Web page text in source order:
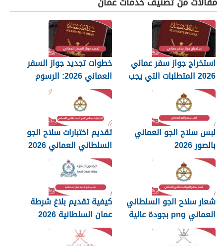
استخراج جواز سفر عماني
2026 المتطلبات التي يجب
أن تعرفها
خطوات تجديد جواز السفر
العماني 2026: الرسوم
والمستندات المطلوبة
لبس سلاح الجو العماني
بالصور 2026
تقديم اختبارات سلاح الجو
السلطاني العماني 2026
شعار سلاح الجو السلطاني
العماني png بجودة عالية
2026
كيفية تقديم بلاغ شرطة
عمان السلطانية 2026